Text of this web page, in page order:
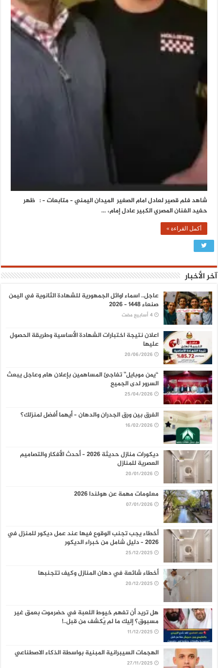
شاهد فلم قصير لعادل امام الصغير الميدان اليمني – متابعات – : ظهر
حفيد الفنان المصري الكبير عادل إمام، …
أكمل القراءة »
آخر الأخبار
عاجل.. اسماء اوائل الجمهورية للشهادة الثانوية في اليمن
صنعاء 1448 – 2026
اعلان نتيجة اختبارات الشهادة الأساسية وطريقة الحصول
عليها
20/06/2026
“يمن موبايل” تفاجئ المساهمين بإعلان هام وعاجل يبعث
السرور لدى الجميع
25/04/2026
الفرق بين ورق الجدران والدهان – أيهما أفضل لمنزلك؟
16/02/2026
ديكورات منازل حديثة 2026 – أحدث الأفكار والتصاميم
العصرية للمنازل
20/01/2026
معلومات مهمة عن هولندا 2026
07/01/2026
أخطاء يجب تجنب الوقوع فيها عند عمل ديكور للمنزل في
2026 – دليل شامل من خبراء الديكور
25/12/2025
أخطاء شائعة في دهان المنازل وكيف تتجنبها
20/12/2025
هل تريد أن تفهم خيوط اللعبة في حضرموت بعمق غير
مسبوق؟ إليك ما لم يُكشف من قبل..!
11/12/2025
الهجمات السيبرانية المبنية بواسطة الذكاء الاصطناعي
27/11/2025